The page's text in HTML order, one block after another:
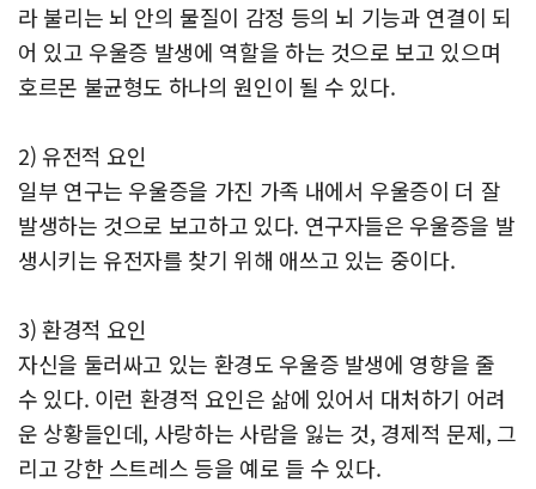
라 불리는 뇌 안의 물질이 감정 등의 뇌 기능과 연결이 되
어 있고 우울증 발생에 역할을 하는 것으로 보고 있으며
호르몬 불균형도 하나의 원인이 될 수 있다.
2) 유전적 요인
일부 연구는 우울증을 가진 가족 내에서 우울증이 더 잘
발생하는 것으로 보고하고 있다. 연구자들은 우울증을 발
생시키는 유전자를 찾기 위해 애쓰고 있는 중이다.
3) 환경적 요인
자신을 둘러싸고 있는 환경도 우울증 발생에 영향을 줄
수 있다. 이런 환경적 요인은 삶에 있어서 대처하기 어려
운 상황들인데, 사랑하는 사람을 잃는 것, 경제적 문제, 그
리고 강한 스트레스 등을 예로 들 수 있다.